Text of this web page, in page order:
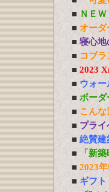
■ ＮＥ
■ オーダ
■ 寝心地
■ コブ
■ 2023
■ ウォー
■ ボーダ
■ こんな
■ プライ
■ 絶賛建
■
「新
■ 2023
■ ギフ